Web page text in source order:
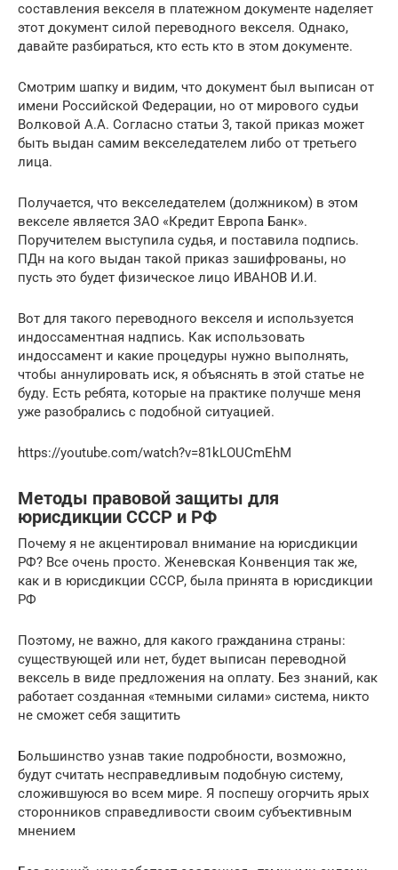
составления векселя в платежном документе наделяет
этот документ силой переводного векселя. Однако,
давайте разбираться, кто есть кто в этом документе.
Смотрим шапку и видим, что документ был выписан от
имени Российской Федерации, но от мирового судьи
Волковой А.А. Согласно статьи 3, такой приказ может
быть выдан самим векселедателем либо от третьего
лица.
Получается, что векселедателем (должником) в этом
векселе является ЗАО «Кредит Европа Банк».
Поручителем выступила судья, и поставила подпись.
ПДн на кого выдан такой приказ зашифрованы, но
пусть это будет физическое лицо ИВАНОВ И.И.
Вот для такого переводного векселя и используется
индоссаментная надпись. Как использовать
индоссамент и какие процедуры нужно выполнять,
чтобы аннулировать иск, я объяснять в этой статье не
буду. Есть ребята, которые на практике получше меня
уже разобрались с подобной ситуацией.
https://youtube.com/watch?v=81kLOUCmEhM
Методы правовой защиты для
юрисдикции СССР и РФ
Почему я не акцентировал внимание на юрисдикции
РФ? Все очень просто. Женевская Конвенция так же,
как и в юрисдикции СССР, была принята в юрисдикции
РФ
Поэтому, не важно, для какого гражданина страны:
существующей или нет, будет выписан переводной
вексель в виде предложения на оплату. Без знаний, как
работает созданная «темными силами» система, никто
не сможет себя защитить
Большинство узнав такие подробности, возможно,
будут считать несправедливым подобную систему,
сложившуюся во всем мире. Я поспешу огорчить ярых
сторонников справедливости своим субъективным
мнением